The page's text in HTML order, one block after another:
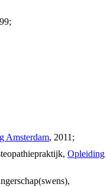
Amsterdam, 2011;
Opleiding